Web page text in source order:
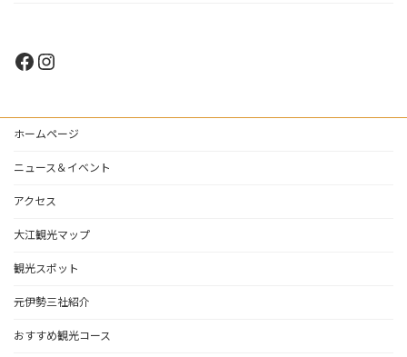
Facebook
Instagram
ホームページ
ニュース＆イベント
アクセス
大江観光マップ
観光スポット
元伊勢三社紹介
おすすめ観光コース